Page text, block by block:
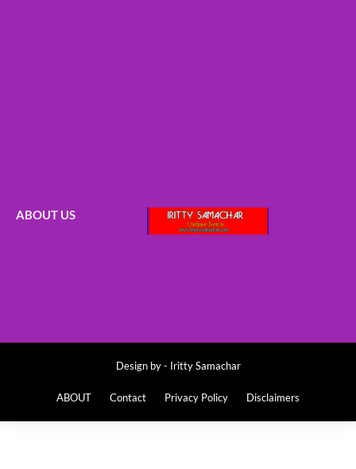
ABOUT US
Design by - Iritty Samachar
ABOUT Contact Privacy Policy Disclaimers